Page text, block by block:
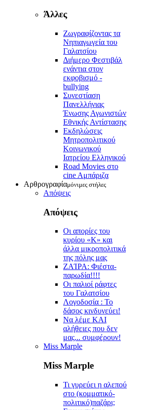
Άλλες
Ζωγραφίζοντας τα
Νηπιαγωγεία του
Γαλατσίου
Διήμερο Φεστιβάλ
ενάντια στον
εκφοβισμό -
bullying
Συνεστίαση
Πανελλήνιας
Ένωσης Αγωνιστών
Εθνικής Αντίστασης
Εκδηλώσεις
Μητροπολιτικού
Κοινωνικού
Ιατρείου Ελληνικού
Road Movies στο
cine Aμπάριζα
Αρθρογραφίαμόνιμες στήλες
Απόψεις
Απόψεις
Οι απορίες του
κυρίου «Κ» και
άλλα μικροπολιτικά
της πόλης μας
ZAΊΡΑ: Φιέστα-
παρωδία!!!!
Οι παλιοί ράφτες
του Γαλατσίου
Λογοδοσία : Το
δάσος κινδυνεύει!
Να λέμε ΚΑΙ
αλήθειες που δεν
μας... συμφέρουν!
Miss Marple
Miss Marple
Τι γυρεύει η αλεπού
στο (κομματικό-
πολιτικό)παζάρι;